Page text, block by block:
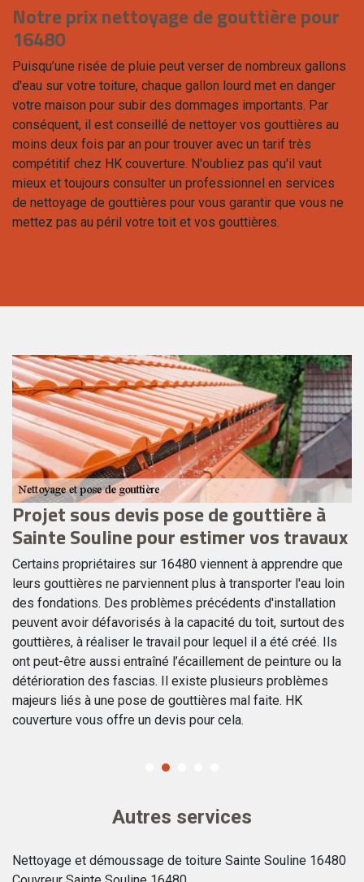
Notre prix nettoyage de gouttière pour
16480
Puisqu’une risée de pluie peut verser de nombreux gallons
d'eau sur votre toiture, chaque gallon lourd met en danger
votre maison pour subir des dommages importants. Par
conséquent, il est conseillé de nettoyer vos gouttières au
moins deux fois par an pour trouver avec un tarif très
compétitif chez HK couverture. N'oubliez pas qu'il vaut
mieux et toujours consulter un professionnel en services
de nettoyage de gouttières pour vous garantir que vous ne
mettez pas au péril votre toit et vos gouttières.
Projet sous devis pose de gouttière à
Sainte Souline pour estimer vos travaux
Certains propriétaires sur 16480 viennent à apprendre que
leurs gouttières ne parviennent plus à transporter l'eau loin
des fondations. Des problèmes précédents d'installation
peuvent avoir défavorisés à la capacité du toit, surtout des
gouttières, à réaliser le travail pour lequel il a été créé. Ils
ont peut-être aussi entraîné l’écaillement de peinture ou la
détérioration des fascias. Il existe plusieurs problèmes
majeurs liés à une pose de gouttières mal faite. HK
couverture vous offre un devis pour cela.
Autres services
Nettoyage et démoussage de toiture Sainte Souline 16480